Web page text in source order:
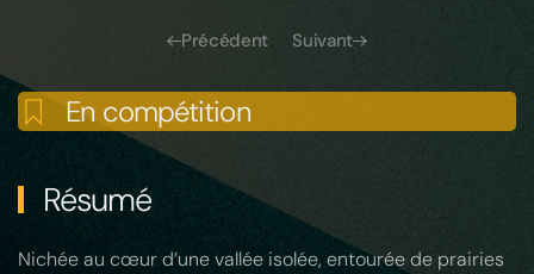
Précédent Suivant
En compétition
Résumé
Nichée au cœur d’une vallée isolée, entourée de prairies